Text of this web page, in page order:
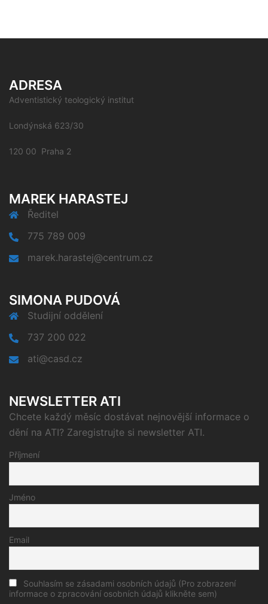
ADRESA
Adventistický teologický institut
Londýnská 623/30
120 00 Praha 2
MAREK HARASTEJ
Ředitel
775 789 009
marek.harastej@centrum.cz
SIMONA PUDOVÁ
Studijní oddělení
737 200 022
ati@casd.cz
NEWSLETTER ATI
Chcete každý měsíc dostávat nejnovější informace o
dění na ATI? Zaregistrujte si newsletter ATI.
Příjmení
Jméno
Email
Souhlasím se zásadami osobních údajů (Pro zobrazení
informace o zpracování osobních údajů klikněte sem)